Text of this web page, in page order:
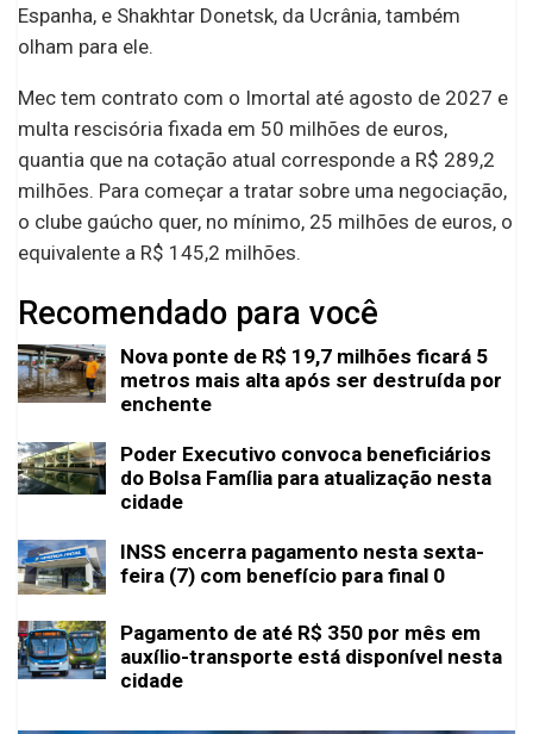
Espanha, e Shakhtar Donetsk, da Ucrânia, também
olham para ele.
Mec tem contrato com o Imortal até agosto de 2027 e
multa rescisória fixada em 50 milhões de euros,
quantia que na cotação atual corresponde a R$ 289,2
milhões. Para começar a tratar sobre uma negociação,
o clube gaúcho quer, no mínimo, 25 milhões de euros, o
equivalente a R$ 145,2 milhões.
Recomendado para você
Nova ponte de R$ 19,7 milhões ficará 5
metros mais alta após ser destruída por
enchente
Poder Executivo convoca beneficiários
do Bolsa Família para atualização nesta
cidade
INSS encerra pagamento nesta sexta-
feira (7) com benefício para final 0
Pagamento de até R$ 350 por mês em
auxílio-transporte está disponível nesta
cidade